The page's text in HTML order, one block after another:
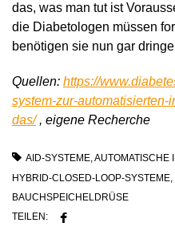
das, was man tut ist
die Diabetologen müssen
benötigen sie nun gar
Quellen: https://
system-zur-
das/, eigene Recherche
AID-SYSTEME,AUTOMATISCHE
HYBRID-CLOSED-LOOP-SYSTEME,
BAUCHSPEICHELDRÜSE
TEILEN: